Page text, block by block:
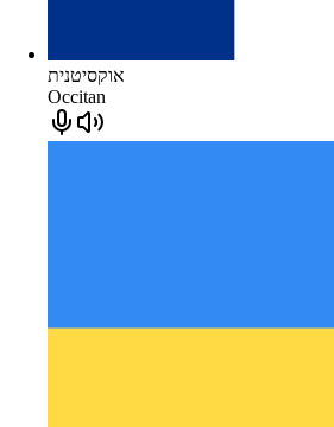
אוקסיטנית
Occitan